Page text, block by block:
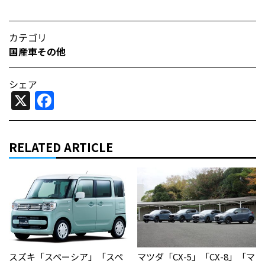
カテゴリ
国産車その他
シェア
X
RELATED ARTICLE
スズキ「スペーシア」「スペ
マツダ「CX-5」「CX-8」「マ